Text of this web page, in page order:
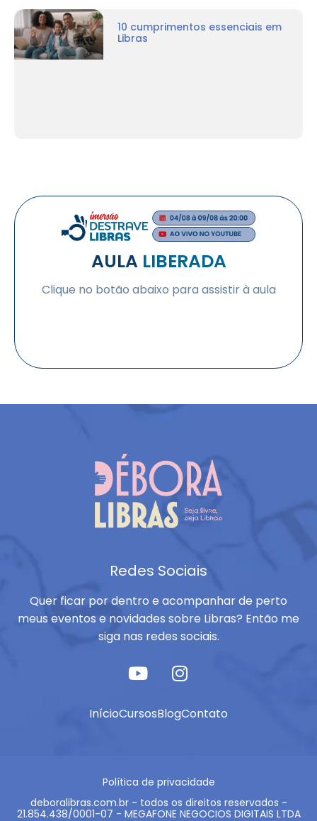
10 cumprimentos essenciais em
Libras
AULA LIBERADA
Clique no botão abaixo para assistir à aula
Redes Sociais
Quer ficar por dentro e acompanhar de perto
meus eventos e novidades sobre Libras? Então me
siga nas redes sociais.
InícioCursosBlogContato
Política de privacidade
deboralibras.com.br - todos os direitos reservados -
21.854.438/0001-07 - MEGAFONE NEGOCIOS DIGITAIS LTDA